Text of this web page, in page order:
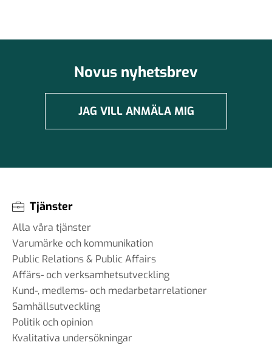
Novus nyhetsbrev
JAG VILL ANMÄLA MIG
Tjänster
Alla våra tjänster
Varumärke och kommunikation
Public Relations & Public Affairs
Affärs- och verksamhetsutveckling
Kund-, medlems- och medarbetarrelationer
Samhällsutveckling
Politik och opinion
Kvalitativa undersökningar